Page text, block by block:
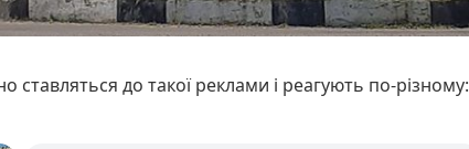
ставляться до такої реклами і реагують по-різному: